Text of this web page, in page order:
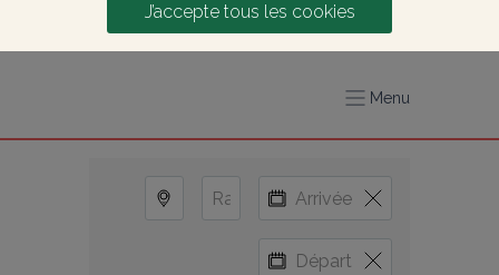
J’accepte tous les cookies
Menu